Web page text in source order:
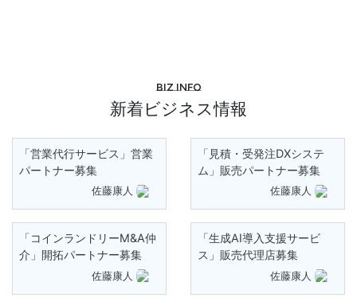
Biz info
新着ビジネス情報
「営業代行サービス」営業
パートナー募集
佐藤康人
「見積・受発注DXシステ
ム」販売パートナー募集
佐藤康人
「コインランドリーM&A仲
介」開拓パートナー募集
佐藤康人
「生成AI導入支援サービ
ス」販売代理店募集
佐藤康人